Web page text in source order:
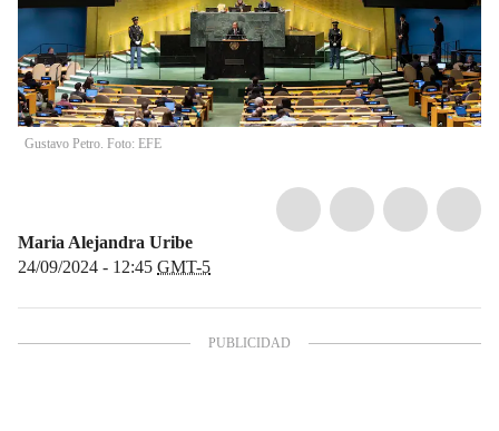
Gustavo Petro. Foto: EFE
Maria Alejandra Uribe
24/09/2024 - 12:45 GMT-5